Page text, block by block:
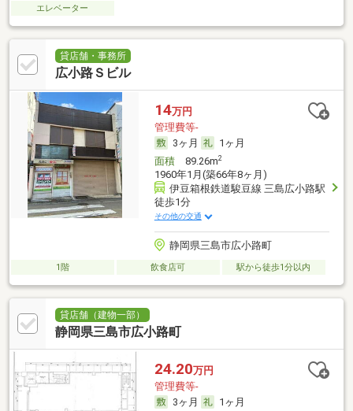
エレベーター
貸店舗・事務所
広小路Ｓビル
14万円
管理費等-
3ヶ月
1ヶ月
面積89.26m2
1960年1月(築66年8ヶ月)
伊豆箱根鉄道駿豆線 三島広小路駅
徒歩1分
その他の交通
静岡県三島市広小路町
1階 飲食店可 駅から徒歩1分以内
貸店舗（建物一部）
静岡県三島市広小路町
24.20万円
管理費等-
3ヶ月
1ヶ月